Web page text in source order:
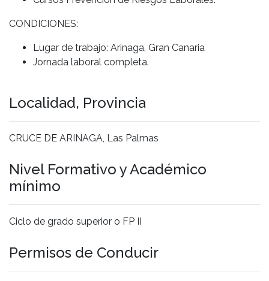
CONDICIONES:
Lugar de trabajo: Arinaga, Gran Canaria
Jornada laboral completa.
Localidad, Provincia
CRUCE DE ARINAGA, Las Palmas
Nivel Formativo y Académico
mínimo
Ciclo de grado superior o FP II
Permisos de Conducir